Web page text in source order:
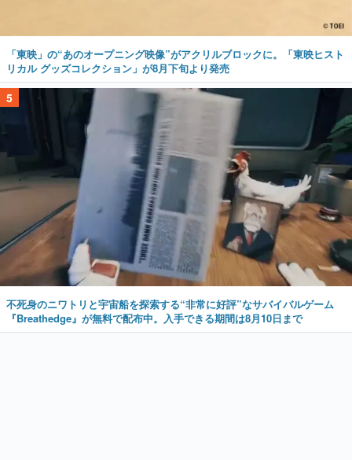
「東映」の“あのオープニング映像”がアクリルブロックに。「東映ヒスト
リカル グッズコレクション」が8月下旬より発売
5
不死身のニワトリと宇宙船を探索する“非常に好評”なサバイバルゲーム
『Breathedge』が無料で配布中。入手できる期間は8月10日まで